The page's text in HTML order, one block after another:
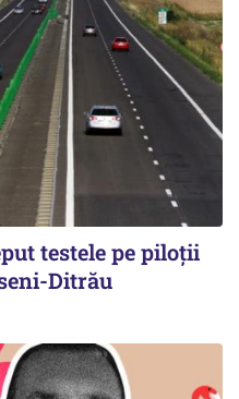
testele pe piloții
Ditrău